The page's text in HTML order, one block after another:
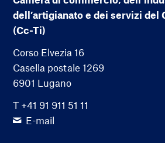
dell’artigianato e dei servizi del
(Cc-Ti)
Corso Elvezia 16
Casella postale 1269
6901 Lugano
T +41 91 911 51 11
E-mail